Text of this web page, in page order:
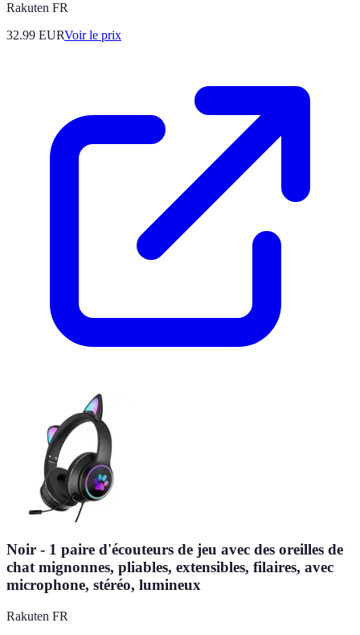
Rakuten FR
32.99 EURVoir le prix
Noir - 1 paire d'écouteurs de jeu avec des oreilles de
chat mignonnes, pliables, extensibles, filaires, avec
microphone, stéréo, lumineux
Rakuten FR